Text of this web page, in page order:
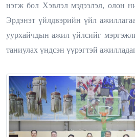
нэгж бол Хэвлэл мэдээлэл, олон
Эрдэнэт үйлдвэрийн үйл
уурхайчдын ажил үйлсийг
таниулах үндсэн үүрэгтэй